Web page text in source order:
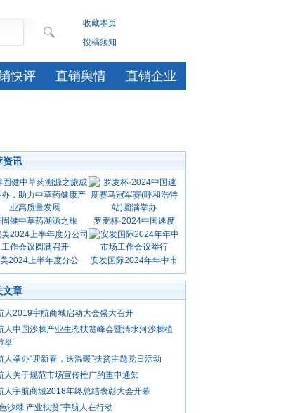
收藏本页
投稿须知
快评 直销舆情 直销企业
资讯
健中草药溯源之旅 罗麦杯·2024中国速度
2024上半年度分公 安发国际2024年年中市
文章
人2019宇航商城启动大会盛大召开
人中国沙棘产业生态扶贫峰会暨清水河沙棘植
举
人举办“迎新春，送温暖”扶贫主题党日活动
人关于规范市场宣传推广的重申通知
人宇航商城2018年终总结表彰大会开幕
沙棘 产业扶贫”宇航人在行动